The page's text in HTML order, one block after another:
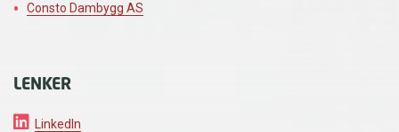
Consto Dambygg AS
LENKER
LinkedIn